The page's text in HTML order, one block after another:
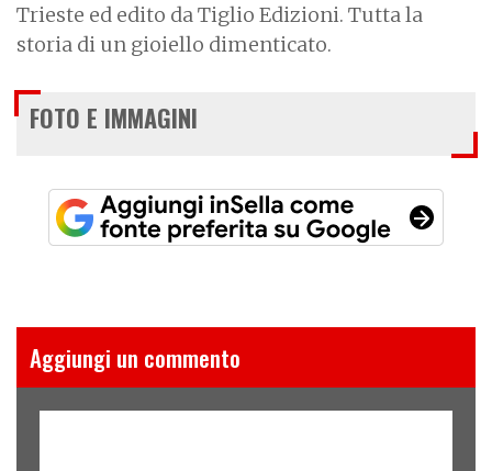
Trieste ed edito da Tiglio Edizioni. Tutta la
storia di un gioiello dimenticato.
FOTO E IMMAGINI
Aggiungi un commento